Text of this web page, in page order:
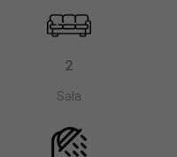
2
Sala